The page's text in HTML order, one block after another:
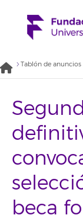
Tablón de anuncios
beca